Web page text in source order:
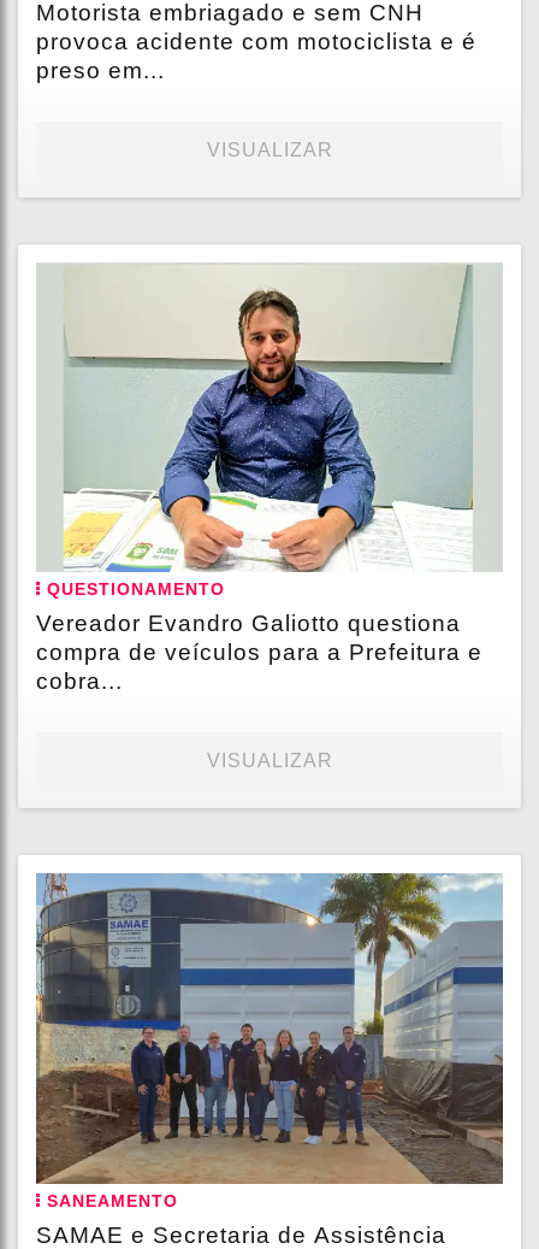
Motorista embriagado e sem CNH
provoca acidente com motociclista e é
preso em...
VISUALIZAR
QUESTIONAMENTO
Vereador Evandro Galiotto questiona
compra de veículos para a Prefeitura e
cobra...
VISUALIZAR
SANEAMENTO
SAMAE e Secretaria de Assistência